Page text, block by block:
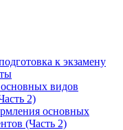
к экзамену
видов
2)
основных
(Часть 2)